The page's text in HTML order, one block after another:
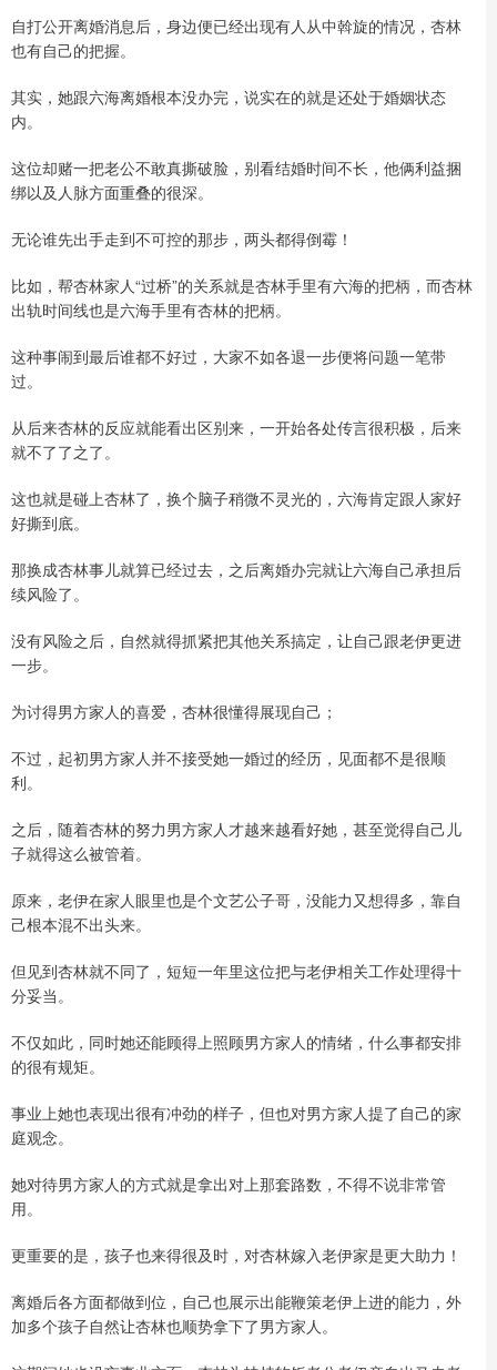
自打公开离婚消息后，身边便已经出现有人从中斡旋的情况，杏林
也有自己的把握。
其实，她跟六海离婚根本没办完，说实在的就是还处于婚姻状态
内。
这位却赌一把老公不敢真撕破脸，别看结婚时间不长，他俩利益捆
绑以及人脉方面重叠的很深。
无论谁先出手走到不可控的那步，两头都得倒霉！
比如，帮杏林家人“过桥”的关系就是杏林手里有六海的把柄，而杏林
出轨时间线也是六海手里有杏林的把柄。
这种事闹到最后谁都不好过，大家不如各退一步便将问题一笔带
过。
从后来杏林的反应就能看出区别来，一开始各处传言很积极，后来
就不了了之了。
这也就是碰上杏林了，换个脑子稍微不灵光的，六海肯定跟人家好
好撕到底。
那换成杏林事儿就算已经过去，之后离婚办完就让六海自己承担后
续风险了。
没有风险之后，自然就得抓紧把其他关系搞定，让自己跟老伊更进
一步。
为讨得男方家人的喜爱，杏林很懂得展现自己；
不过，起初男方家人并不接受她一婚过的经历，见面都不是很顺
利。
之后，随着杏林的努力男方家人才越来越看好她，甚至觉得自己儿
子就得这么被管着。
原来，老伊在家人眼里也是个文艺公子哥，没能力又想得多，靠自
己根本混不出头来。
但见到杏林就不同了，短短一年里这位把与老伊相关工作处理得十
分妥当。
不仅如此，同时她还能顾得上照顾男方家人的情绪，什么事都安排
的很有规矩。
事业上她也表现出很有冲劲的样子，但也对男方家人提了自己的家
庭观念。
她对待男方家人的方式就是拿出对上那套路数，不得不说非常管
用。
更重要的是，孩子也来得很及时，对杏林嫁入老伊家是更大助力！
离婚后各方面都做到位，自己也展示出能鞭策老伊上进的能力，外
加多个孩子自然让杏林也顺势拿下了男方家人。